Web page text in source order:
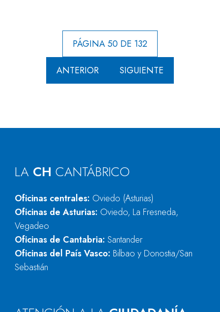
PÁGINA 50 DE 132
ANTERIOR SIGUIENTE
LA CH CANTÁBRICO
Oficinas centrales: Oviedo (Asturias)
Oficinas de Asturias: Oviedo, La Fresneda,
Vegadeo
Oficinas de Cantabria: Santander
Oficinas del País Vasco: Bilbao y Donostia/San
Sebastián